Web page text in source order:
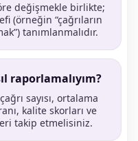
değişmekle birlikte;
(örneğin “çağrıların
tanımlanmalıdır.
raporlamalıyım?
sayısı, ortalama
kalite skorları ve
takip etmelisiniz.